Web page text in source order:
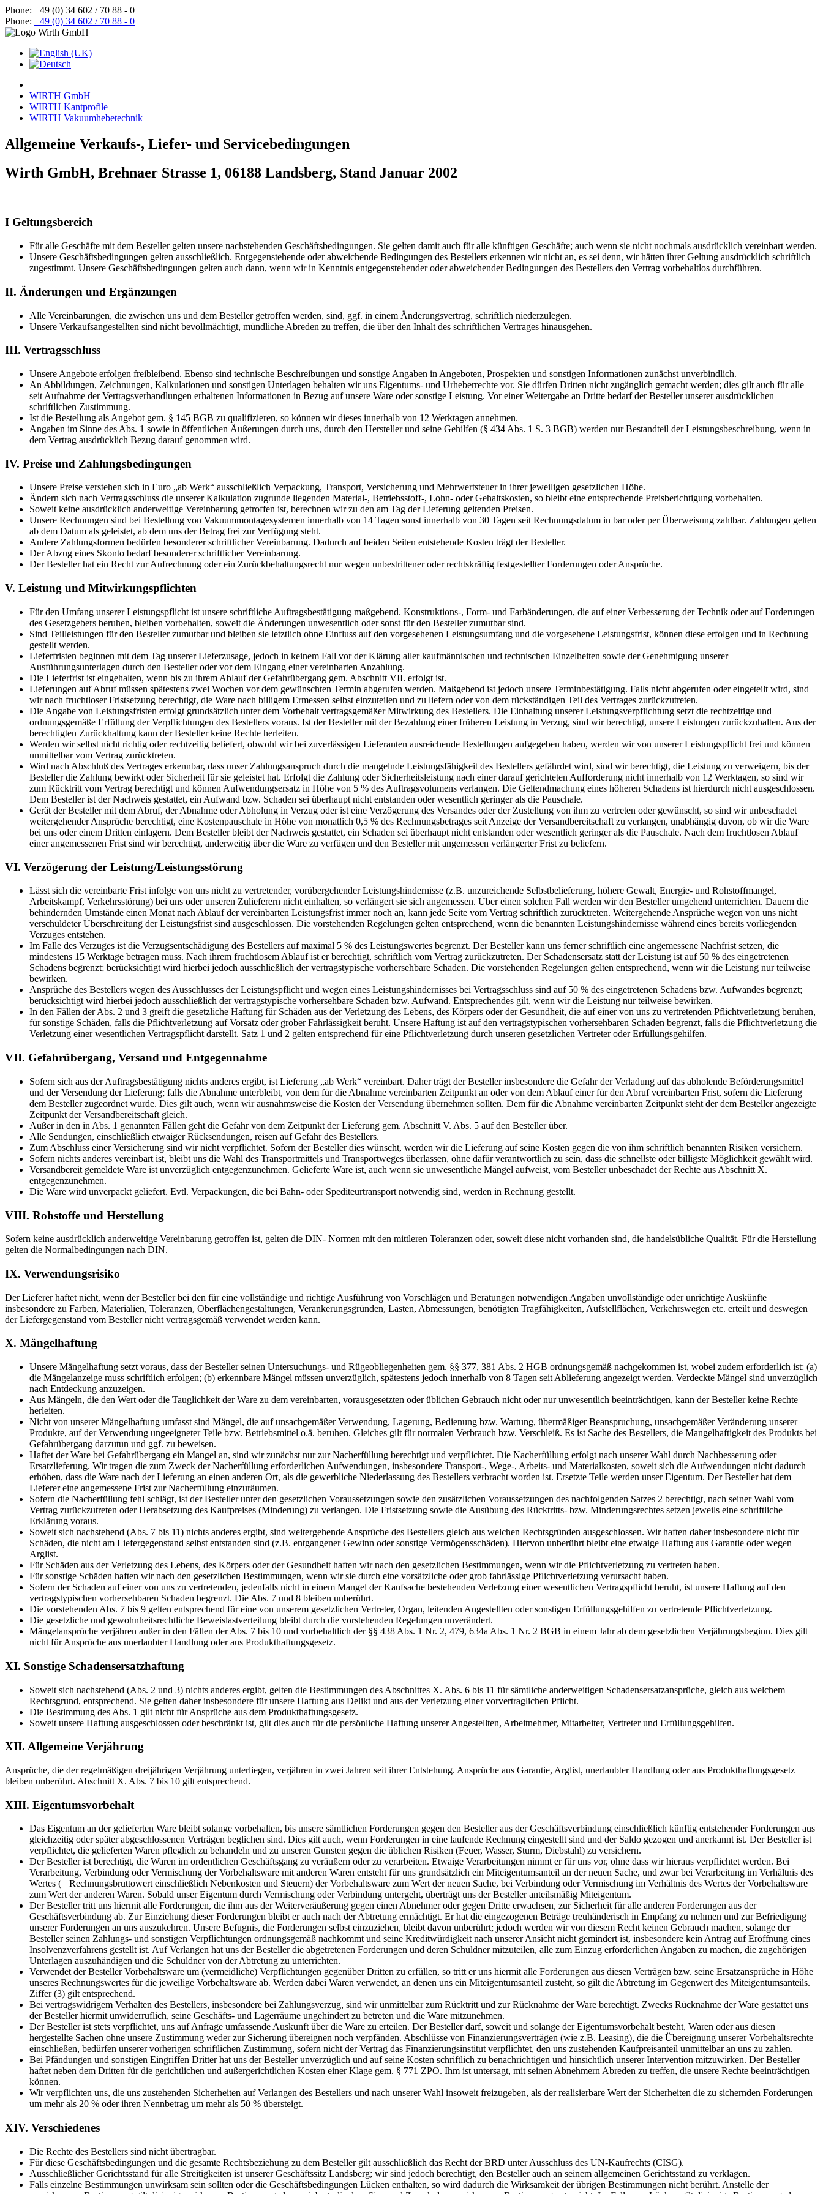
Phone: +49 (0) 34 602 / 70 88 - 0
Phone: +49 (0) 34 602 / 70 88 - 0
WIRTH GmbH
WIRTH Kantprofile
WIRTH Vakuumhebetechnik
Allgemeine Verkaufs-, Liefer- und Servicebedingungen
Wirth GmbH, Brehnaer Strasse 1, 06188 Landsberg, Stand Januar 2002
I Geltungsbereich
Für alle Geschäfte mit dem Besteller gelten unsere nachstehenden Geschäftsbedingungen. Sie gelten damit auch für alle künftigen Geschäfte; auch wenn sie nicht nochmals ausdrücklich vereinbart werden.
Unsere Geschäftsbedingungen gelten ausschließlich. Entgegenstehende oder abweichende Bedingungen des Bestellers erkennen wir nicht an, es sei denn, wir hätten ihrer Geltung ausdrücklich schriftlich
zugestimmt. Unsere Geschäftsbedingungen gelten auch dann, wenn wir in Kenntnis entgegenstehender oder abweichender Bedingungen des Bestellers den Vertrag vorbehaltlos durchführen.
II. Änderungen und Ergänzungen
Alle Vereinbarungen, die zwischen uns und dem Besteller getroffen werden, sind, ggf. in einem Änderungsvertrag, schriftlich niederzulegen.
Unsere Verkaufsangestellten sind nicht bevollmächtigt, mündliche Abreden zu treffen, die über den Inhalt des schriftlichen Vertrages hinausgehen.
III. Vertragsschluss
Unsere Angebote erfolgen freibleibend. Ebenso sind technische Beschreibungen und sonstige Angaben in Angeboten, Prospekten und sonstigen Informationen zunächst unverbindlich.
An Abbildungen, Zeichnungen, Kalkulationen und sonstigen Unterlagen behalten wir uns Eigentums- und Urheberrechte vor. Sie dürfen Dritten nicht zugänglich gemacht werden; dies gilt auch für alle
seit Aufnahme der Vertragsverhandlungen erhaltenen Informationen in Bezug auf unsere Ware oder sonstige Leistung. Vor einer Weitergabe an Dritte bedarf der Besteller unserer ausdrücklichen
schriftlichen Zustimmung.
Ist die Bestellung als Angebot gem. § 145 BGB zu qualifizieren, so können wir dieses innerhalb von 12 Werktagen annehmen.
Angaben im Sinne des Abs. 1 sowie in öffentlichen Äußerungen durch uns, durch den Hersteller und seine Gehilfen (§ 434 Abs. 1 S. 3 BGB) werden nur Bestandteil der Leistungsbeschreibung, wenn in
dem Vertrag ausdrücklich Bezug darauf genommen wird.
IV. Preise und Zahlungsbedingungen
Unsere Preise verstehen sich in Euro „ab Werk“ ausschließlich Verpackung, Transport, Versicherung und Mehrwertsteuer in ihrer jeweiligen gesetzlichen Höhe.
Ändern sich nach Vertragsschluss die unserer Kalkulation zugrunde liegenden Material-, Betriebsstoff-, Lohn- oder Gehaltskosten, so bleibt eine entsprechende Preisberichtigung vorbehalten.
Soweit keine ausdrücklich anderweitige Vereinbarung getroffen ist, berechnen wir zu den am Tag der Lieferung geltenden Preisen.
Unsere Rechnungen sind bei Bestellung von Vakuummontagesystemen innerhalb von 14 Tagen sonst innerhalb von 30 Tagen seit Rechnungsdatum in bar oder per Überweisung zahlbar. Zahlungen gelten
ab dem Datum als geleistet, ab dem uns der Betrag frei zur Verfügung steht.
Andere Zahlungsformen bedürfen besonderer schriftlicher Vereinbarung. Dadurch auf beiden Seiten entstehende Kosten trägt der Besteller.
Der Abzug eines Skonto bedarf besonderer schriftlicher Vereinbarung.
Der Besteller hat ein Recht zur Aufrechnung oder ein Zurückbehaltungsrecht nur wegen unbestrittener oder rechtskräftig festgestellter Forderungen oder Ansprüche.
V. Leistung und Mitwirkungspflichten
Für den Umfang unserer Leistungspflicht ist unsere schriftliche Auftragsbestätigung maßgebend. Konstruktions-, Form- und Farbänderungen, die auf einer Verbesserung der Technik oder auf Forderungen
des Gesetzgebers beruhen, bleiben vorbehalten, soweit die Änderungen unwesentlich oder sonst für den Besteller zumutbar sind.
Sind Teilleistungen für den Besteller zumutbar und bleiben sie letztlich ohne Einfluss auf den vorgesehenen Leistungsumfang und die vorgesehene Leistungsfrist, können diese erfolgen und in Rechnung
gestellt werden.
Lieferfristen beginnen mit dem Tag unserer Lieferzusage, jedoch in keinem Fall vor der Klärung aller kaufmännischen und technischen Einzelheiten sowie der Genehmigung unserer
Ausführungsunterlagen durch den Besteller oder vor dem Eingang einer vereinbarten Anzahlung.
Die Lieferfrist ist eingehalten, wenn bis zu ihrem Ablauf der Gefahrübergang gem. Abschnitt VII. erfolgt ist.
Lieferungen auf Abruf müssen spätestens zwei Wochen vor dem gewünschten Termin abgerufen werden. Maßgebend ist jedoch unsere Terminbestätigung. Falls nicht abgerufen oder eingeteilt wird, sind
wir nach fruchtloser Fristsetzung berechtigt, die Ware nach billigem Ermessen selbst einzuteilen und zu liefern oder von dem rückständigen Teil des Vertrages zurückzutreten.
Die Angabe von Leistungsfristen erfolgt grundsätzlich unter dem Vorbehalt vertragsgemäßer Mitwirkung des Bestellers. Die Einhaltung unserer Leistungsverpflichtung setzt die rechtzeitige und
ordnungsgemäße Erfüllung der Verpflichtungen des Bestellers voraus. Ist der Besteller mit der Bezahlung einer früheren Leistung in Verzug, sind wir berechtigt, unsere Leistungen zurückzuhalten. Aus der
berechtigten Zurückhaltung kann der Besteller keine Rechte herleiten.
Werden wir selbst nicht richtig oder rechtzeitig beliefert, obwohl wir bei zuverlässigen Lieferanten ausreichende Bestellungen aufgegeben haben, werden wir von unserer Leistungspflicht frei und können
unmittelbar vom Vertrag zurücktreten.
Wird nach Abschluß des Vertrages erkennbar, dass unser Zahlungsanspruch durch die mangelnde Leistungsfähigkeit des Bestellers gefährdet wird, sind wir berechtigt, die Leistung zu verweigern, bis der
Besteller die Zahlung bewirkt oder Sicherheit für sie geleistet hat. Erfolgt die Zahlung oder Sicherheitsleistung nach einer darauf gerichteten Aufforderung nicht innerhalb von 12 Werktagen, so sind wir
zum Rücktritt vom Vertrag berechtigt und können Aufwendungsersatz in Höhe von 5 % des Auftragsvolumens verlangen. Die Geltendmachung eines höheren Schadens ist hierdurch nicht ausgeschlossen.
Dem Besteller ist der Nachweis gestattet, ein Aufwand bzw. Schaden sei überhaupt nicht entstanden oder wesentlich geringer als die Pauschale.
Gerät der Besteller mit dem Abruf, der Abnahme oder Abholung in Verzug oder ist eine Verzögerung des Versandes oder der Zustellung von ihm zu vertreten oder gewünscht, so sind wir unbeschadet
weitergehender Ansprüche berechtigt, eine Kostenpauschale in Höhe von monatlich 0,5 % des Rechnungsbetrages seit Anzeige der Versandbereitschaft zu verlangen, unabhängig davon, ob wir die Ware
bei uns oder einem Dritten einlagern. Dem Besteller bleibt der Nachweis gestattet, ein Schaden sei überhaupt nicht entstanden oder wesentlich geringer als die Pauschale. Nach dem fruchtlosen Ablauf
einer angemessenen Frist sind wir berechtigt, anderweitig über die Ware zu verfügen und den Besteller mit angemessen verlängerter Frist zu beliefern.
VI. Verzögerung der Leistung/Leistungsstörung
Lässt sich die vereinbarte Frist infolge von uns nicht zu vertretender, vorübergehender Leistungshindernisse (z.B. unzureichende Selbstbelieferung, höhere Gewalt, Energie- und Rohstoffmangel,
Arbeitskampf, Verkehrsstörung) bei uns oder unseren Zulieferern nicht einhalten, so verlängert sie sich angemessen. Über einen solchen Fall werden wir den Besteller umgehend unterrichten. Dauern die
behindernden Umstände einen Monat nach Ablauf der vereinbarten Leistungsfrist immer noch an, kann jede Seite vom Vertrag schriftlich zurücktreten. Weitergehende Ansprüche wegen von uns nicht
verschuldeter Überschreitung der Leistungsfrist sind ausgeschlossen. Die vorstehenden Regelungen gelten entsprechend, wenn die benannten Leistungshindernisse während eines bereits vorliegenden
Verzuges entstehen.
Im Falle des Verzuges ist die Verzugsentschädigung des Bestellers auf maximal 5 % des Leistungswertes begrenzt. Der Besteller kann uns ferner schriftlich eine angemessene Nachfrist setzen, die
mindestens 15 Werktage betragen muss. Nach ihrem fruchtlosem Ablauf ist er berechtigt, schriftlich vom Vertrag zurückzutreten. Der Schadensersatz statt der Leistung ist auf 50 % des eingetretenen
Schadens begrenzt; berücksichtigt wird hierbei jedoch ausschließlich der vertragstypische vorhersehbare Schaden. Die vorstehenden Regelungen gelten entsprechend, wenn wir die Leistung nur teilweise
bewirken.
Ansprüche des Bestellers wegen des Ausschlusses der Leistungspflicht und wegen eines Leistungshindernisses bei Vertragsschluss sind auf 50 % des eingetretenen Schadens bzw. Aufwandes begrenzt;
berücksichtigt wird hierbei jedoch ausschließlich der vertragstypische vorhersehbare Schaden bzw. Aufwand. Entsprechendes gilt, wenn wir die Leistung nur teilweise bewirken.
In den Fällen der Abs. 2 und 3 greift die gesetzliche Haftung für Schäden aus der Verletzung des Lebens, des Körpers oder der Gesundheit, die auf einer von uns zu vertretenden Pflichtverletzung beruhen,
für sonstige Schäden, falls die Pflichtverletzung auf Vorsatz oder grober Fahrlässigkeit beruht. Unsere Haftung ist auf den vertragstypischen vorhersehbaren Schaden begrenzt, falls die Pflichtverletzung die
Verletzung einer wesentlichen Vertragspflicht darstellt. Satz 1 und 2 gelten entsprechend für eine Pflichtverletzung durch unseren gesetzlichen Vertreter oder Erfüllungsgehilfen.
VII. Gefahrübergang, Versand und Entgegennahme
Sofern sich aus der Auftragsbestätigung nichts anderes ergibt, ist Lieferung „ab Werk“ vereinbart. Daher trägt der Besteller insbesondere die Gefahr der Verladung auf das abholende Beförderungsmittel
und der Versendung der Lieferung; falls die Abnahme unterbleibt, von dem für die Abnahme vereinbarten Zeitpunkt an oder von dem Ablauf einer für den Abruf vereinbarten Frist, sofern die Lieferung
dem Besteller zugeordnet wurde. Dies gilt auch, wenn wir ausnahmsweise die Kosten der Versendung übernehmen sollten. Dem für die Abnahme vereinbarten Zeitpunkt steht der dem Besteller angezeigte
Zeitpunkt der Versandbereitschaft gleich.
Außer in den in Abs. 1 genannten Fällen geht die Gefahr von dem Zeitpunkt der Lieferung gem. Abschnitt V. Abs. 5 auf den Besteller über.
Alle Sendungen, einschließlich etwaiger Rücksendungen, reisen auf Gefahr des Bestellers.
Zum Abschluss einer Versicherung sind wir nicht verpflichtet. Sofern der Besteller dies wünscht, werden wir die Lieferung auf seine Kosten gegen die von ihm schriftlich benannten Risiken versichern.
Sofern nichts anderes vereinbart ist, bleibt uns die Wahl des Transportmittels und Transportweges überlassen, ohne dafür verantwortlich zu sein, dass die schnellste oder billigste Möglichkeit gewählt wird.
Versandbereit gemeldete Ware ist unverzüglich entgegenzunehmen. Gelieferte Ware ist, auch wenn sie unwesentliche Mängel aufweist, vom Besteller unbeschadet der Rechte aus Abschnitt X.
entgegenzunehmen.
Die Ware wird unverpackt geliefert. Evtl. Verpackungen, die bei Bahn- oder Spediteurtransport notwendig sind, werden in Rechnung gestellt.
VIII. Rohstoffe und Herstellung
Sofern keine ausdrücklich anderweitige Vereinbarung getroffen ist, gelten die DIN- Normen mit den mittleren Toleranzen oder, soweit diese nicht vorhanden sind, die handelsübliche Qualität. Für die Herstellung
gelten die Normalbedingungen nach DIN.
IX. Verwendungsrisiko
Der Lieferer haftet nicht, wenn der Besteller bei den für eine vollständige und richtige Ausführung von Vorschlägen und Beratungen notwendigen Angaben unvollständige oder unrichtige Auskünfte
insbesondere zu Farben, Materialien, Toleranzen, Oberflächengestaltungen, Verankerungsgründen, Lasten, Abmessungen, benötigten Tragfähigkeiten, Aufstellflächen, Verkehrswegen etc. erteilt und deswegen
der Liefergegenstand vom Besteller nicht vertragsgemäß verwendet werden kann.
X. Mängelhaftung
Unsere Mängelhaftung setzt voraus, dass der Besteller seinen Untersuchungs- und Rügeobliegenheiten gem. §§ 377, 381 Abs. 2 HGB ordnungsgemäß nachgekommen ist, wobei zudem erforderlich ist: (a)
die Mängelanzeige muss schriftlich erfolgen; (b) erkennbare Mängel müssen unverzüglich, spätestens jedoch innerhalb von 8 Tagen seit Ablieferung angezeigt werden. Verdeckte Mängel sind unverzüglich
nach Entdeckung anzuzeigen.
Aus Mängeln, die den Wert oder die Tauglichkeit der Ware zu dem vereinbarten, vorausgesetzten oder üblichen Gebrauch nicht oder nur unwesentlich beeinträchtigen, kann der Besteller keine Rechte
herleiten.
Nicht von unserer Mängelhaftung umfasst sind Mängel, die auf unsachgemäßer Verwendung, Lagerung, Bedienung bzw. Wartung, übermäßiger Beanspruchung, unsachgemäßer Veränderung unserer
Produkte, auf der Verwendung ungeeigneter Teile bzw. Betriebsmittel o.ä. beruhen. Gleiches gilt für normalen Verbrauch bzw. Verschleiß. Es ist Sache des Bestellers, die Mangelhaftigkeit des Produkts bei
Gefahrübergang darzutun und ggf. zu beweisen.
Haftet der Ware bei Gefahrübergang ein Mangel an, sind wir zunächst nur zur Nacherfüllung berechtigt und verpflichtet. Die Nacherfüllung erfolgt nach unserer Wahl durch Nachbesserung oder
Ersatzlieferung. Wir tragen die zum Zweck der Nacherfüllung erforderlichen Aufwendungen, insbesondere Transport-, Wege-, Arbeits- und Materialkosten, soweit sich die Aufwendungen nicht dadurch
erhöhen, dass die Ware nach der Lieferung an einen anderen Ort, als die gewerbliche Niederlassung des Bestellers verbracht worden ist. Ersetzte Teile werden unser Eigentum. Der Besteller hat dem
Lieferer eine angemessene Frist zur Nacherfüllung einzuräumen.
Sofern die Nacherfüllung fehl schlägt, ist der Besteller unter den gesetzlichen Voraussetzungen sowie den zusätzlichen Voraussetzungen des nachfolgenden Satzes 2 berechtigt, nach seiner Wahl vom
Vertrag zurückzutreten oder Herabsetzung des Kaufpreises (Minderung) zu verlangen. Die Fristsetzung sowie die Ausübung des Rücktritts- bzw. Minderungsrechtes setzen jeweils eine schriftliche
Erklärung voraus.
Soweit sich nachstehend (Abs. 7 bis 11) nichts anderes ergibt, sind weitergehende Ansprüche des Bestellers gleich aus welchen Rechtsgründen ausgeschlossen. Wir haften daher insbesondere nicht für
Schäden, die nicht am Liefergegenstand selbst entstanden sind (z.B. entgangener Gewinn oder sonstige Vermögensschäden). Hiervon unberührt bleibt eine etwaige Haftung aus Garantie oder wegen
Arglist.
Für Schäden aus der Verletzung des Lebens, des Körpers oder der Gesundheit haften wir nach den gesetzlichen Bestimmungen, wenn wir die Pflichtverletzung zu vertreten haben.
Für sonstige Schäden haften wir nach den gesetzlichen Bestimmungen, wenn wir sie durch eine vorsätzliche oder grob fahrlässige Pflichtverletzung verursacht haben.
Sofern der Schaden auf einer von uns zu vertretenden, jedenfalls nicht in einem Mangel der Kaufsache bestehenden Verletzung einer wesentlichen Vertragspflicht beruht, ist unsere Haftung auf den
vertragstypischen vorhersehbaren Schaden begrenzt. Die Abs. 7 und 8 bleiben unberührt.
Die vorstehenden Abs. 7 bis 9 gelten entsprechend für eine von unserem gesetzlichen Vertreter, Organ, leitenden Angestellten oder sonstigen Erfüllungsgehilfen zu vertretende Pflichtverletzung.
Die gesetzliche und gewohnheitsrechtliche Beweislastverteilung bleibt durch die vorstehenden Regelungen unverändert.
Mängelansprüche verjähren außer in den Fällen der Abs. 7 bis 10 und vorbehaltlich der §§ 438 Abs. 1 Nr. 2, 479, 634a Abs. 1 Nr. 2 BGB in einem Jahr ab dem gesetzlichen Verjährungsbeginn. Dies gilt
nicht für Ansprüche aus unerlaubter Handlung oder aus Produkthaftungsgesetz.
XI. Sonstige Schadensersatzhaftung
Soweit sich nachstehend (Abs. 2 und 3) nichts anderes ergibt, gelten die Bestimmungen des Abschnittes X. Abs. 6 bis 11 für sämtliche anderweitigen Schadensersatzansprüche, gleich aus welchem
Rechtsgrund, entsprechend. Sie gelten daher insbesondere für unsere Haftung aus Delikt und aus der Verletzung einer vorvertraglichen Pflicht.
Die Bestimmung des Abs. 1 gilt nicht für Ansprüche aus dem Produkthaftungsgesetz.
Soweit unsere Haftung ausgeschlossen oder beschränkt ist, gilt dies auch für die persönliche Haftung unserer Angestellten, Arbeitnehmer, Mitarbeiter, Vertreter und Erfüllungsgehilfen.
XII. Allgemeine Verjährung
Ansprüche, die der regelmäßigen dreijährigen Verjährung unterliegen, verjähren in zwei Jahren seit ihrer Entstehung. Ansprüche aus Garantie, Arglist, unerlaubter Handlung oder aus Produkthaftungsgesetz
bleiben unberührt. Abschnitt X. Abs. 7 bis 10 gilt entsprechend.
XIII. Eigentumsvorbehalt
Das Eigentum an der gelieferten Ware bleibt solange vorbehalten, bis unsere sämtlichen Forderungen gegen den Besteller aus der Geschäftsverbindung einschließlich künftig entstehender Forderungen aus
gleichzeitig oder später abgeschlossenen Verträgen beglichen sind. Dies gilt auch, wenn Forderungen in eine laufende Rechnung eingestellt sind und der Saldo gezogen und anerkannt ist. Der Besteller ist
verpflichtet, die gelieferten Waren pfleglich zu behandeln und zu unseren Gunsten gegen die üblichen Risiken (Feuer, Wasser, Sturm, Diebstahl) zu versichern.
Der Besteller ist berechtigt, die Waren im ordentlichen Geschäftsgang zu veräußern oder zu verarbeiten. Etwaige Verarbeitungen nimmt er für uns vor, ohne dass wir hieraus verpflichtet werden. Bei
Verarbeitung, Verbindung oder Vermischung der Vorbehaltsware mit anderen Waren entsteht für uns grundsätzlich ein Miteigentumsanteil an der neuen Sache, und zwar bei Verarbeitung im Verhältnis des
Wertes (= Rechnungsbruttowert einschließlich Nebenkosten und Steuern) der Vorbehaltsware zum Wert der neuen Sache, bei Verbindung oder Vermischung im Verhältnis des Wertes der Vorbehaltsware
zum Wert der anderen Waren. Sobald unser Eigentum durch Vermischung oder Verbindung untergeht, überträgt uns der Besteller anteilsmäßig Miteigentum.
Der Besteller tritt uns hiermit alle Forderungen, die ihm aus der Weiterveräußerung gegen einen Abnehmer oder gegen Dritte erwachsen, zur Sicherheit für alle anderen Forderungen aus der
Geschäftsverbindung ab. Zur Einziehung dieser Forderungen bleibt er auch nach der Abtretung ermächtigt. Er hat die eingezogenen Beträge treuhänderisch in Empfang zu nehmen und zur Befriedigung
unserer Forderungen an uns auszukehren. Unsere Befugnis, die Forderungen selbst einzuziehen, bleibt davon unberührt; jedoch werden wir von diesem Recht keinen Gebrauch machen, solange der
Besteller seinen Zahlungs- und sonstigen Verpflichtungen ordnungsgemäß nachkommt und seine Kreditwürdigkeit nach unserer Ansicht nicht gemindert ist, insbesondere kein Antrag auf Eröffnung eines
Insolvenzverfahrens gestellt ist. Auf Verlangen hat uns der Besteller die abgetretenen Forderungen und deren Schuldner mitzuteilen, alle zum Einzug erforderlichen Angaben zu machen, die zugehörigen
Unterlagen auszuhändigen und die Schuldner von der Abtretung zu unterrichten.
Verwendet der Besteller Vorbehaltsware um (vermeidliche) Verpflichtungen gegenüber Dritten zu erfüllen, so tritt er uns hiermit alle Forderungen aus diesen Verträgen bzw. seine Ersatzansprüche in Höhe
unseres Rechnungswertes für die jeweilige Vorbehaltsware ab. Werden dabei Waren verwendet, an denen uns ein Miteigentumsanteil zusteht, so gilt die Abtretung im Gegenwert des Miteigentumsanteils.
Ziffer (3) gilt entsprechend.
Bei vertragswidrigem Verhalten des Bestellers, insbesondere bei Zahlungsverzug, sind wir unmittelbar zum Rücktritt und zur Rücknahme der Ware berechtigt. Zwecks Rücknahme der Ware gestattet uns
der Besteller hiermit unwiderruflich, seine Geschäfts- und Lagerräume ungehindert zu betreten und die Ware mitzunehmen.
Der Besteller ist stets verpflichtet, uns auf Anfrage umfassende Auskunft über die Ware zu erteilen. Der Besteller darf, soweit und solange der Eigentumsvorbehalt besteht, Waren oder aus diesen
hergestellte Sachen ohne unsere Zustimmung weder zur Sicherung übereignen noch verpfänden. Abschlüsse von Finanzierungsverträgen (wie z.B. Leasing), die die Übereignung unserer Vorbehaltsrechte
einschließen, bedürfen unserer vorherigen schriftlichen Zustimmung, sofern nicht der Vertrag das Finanzierungsinstitut verpflichtet, den uns zustehenden Kaufpreisanteil unmittelbar an uns zu zahlen.
Bei Pfändungen und sonstigen Eingriffen Dritter hat uns der Besteller unverzüglich und auf seine Kosten schriftlich zu benachrichtigen und hinsichtlich unserer Intervention mitzuwirken. Der Besteller
haftet neben dem Dritten für die gerichtlichen und außergerichtlichen Kosten einer Klage gem. § 771 ZPO. Ihm ist untersagt, mit seinen Abnehmern Abreden zu treffen, die unsere Rechte beeinträchtigen
können.
Wir verpflichten uns, die uns zustehenden Sicherheiten auf Verlangen des Bestellers und nach unserer Wahl insoweit freizugeben, als der realisierbare Wert der Sicherheiten die zu sichernden Forderungen
um mehr als 20 % oder ihren Nennbetrag um mehr als 50 % übersteigt.
XIV. Verschiedenes
Die Rechte des Bestellers sind nicht übertragbar.
Für diese Geschäftsbedingungen und die gesamte Rechtsbeziehung zu dem Besteller gilt ausschließlich das Recht der BRD unter Ausschluss des UN-Kaufrechts (CISG).
Ausschließlicher Gerichtsstand für alle Streitigkeiten ist unserer Geschäftssitz Landsberg; wir sind jedoch berechtigt, den Besteller auch an seinem allgemeinen Gerichtsstand zu verklagen.
Falls einzelne Bestimmungen unwirksam sein sollten oder die Geschäftsbedingungen Lücken enthalten, so wird dadurch die Wirksamkeit der übrigen Bestimmungen nicht berührt. Anstelle der